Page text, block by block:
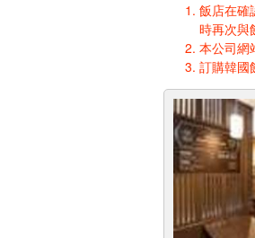
飯店在確
時再次與
本公司網
訂購韓國